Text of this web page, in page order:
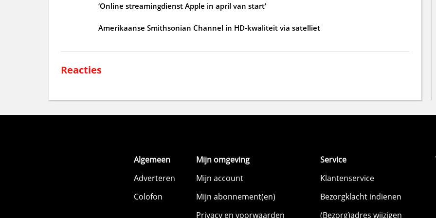
‘Online streamingdienst Apple in april van start’
Amerikaanse Smithsonian Channel in HD-kwaliteit via satelliet
Reacties
Algemeen
Adverteren
Colofon
Mijn omgeving
Mijn account
Mijn abonnement(en)
Privacy en voorwaarden
Service
Klantenservice
Bezorgklacht indienen
(Bezorg)adres wijzigen